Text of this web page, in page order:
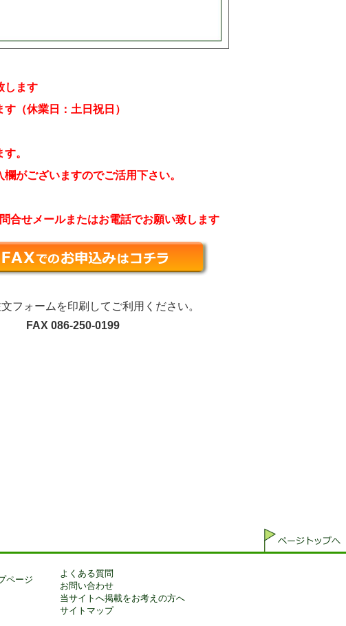
します
（休業日：土日祝日）
。
がございますのでご活用下さい。
合せメールまたはお電話でお願い致します
フォームを印刷してご利用ください。
FAX 086-250-0199
ページ
よくある質問
お問い合わせ
当サイトへ掲載をお考えの方へ
サイトマップ